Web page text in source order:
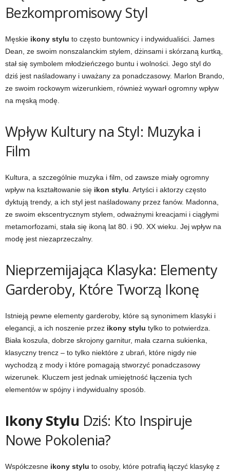
Bezkompromisowy Styl
Męskie ikony stylu to często buntownicy i indywidualiści. James
Dean, ze swoim nonszalanckim stylem, dżinsami i skórzaną kurtką,
stał się symbolem młodzieńczego buntu i wolności. Jego styl do
dziś jest naśladowany i uważany za ponadczasowy. Marlon Brando,
ze swoim rockowym wizerunkiem, również wywarł ogromny wpływ
na męską modę.
Wpływ Kultury na Styl: Muzyka i
Film
Kultura, a szczególnie muzyka i film, od zawsze miały ogromny
wpływ na kształtowanie się ikon stylu . Artyści i aktorzy często
dyktują trendy, a ich styl jest naśladowany przez fanów. Madonna,
ze swoim ekscentrycznym stylem, odważnymi kreacjami i ciągłymi
metamorfozami, stała się ikoną lat 80. i 90. XX wieku. Jej wpływ na
modę jest niezaprzeczalny.
Nieprzemijająca Klasyka: Elementy
Garderoby, Które Tworzą Ikonę
Istnieją pewne elementy garderoby, które są synonimem klasyki i
elegancji, a ich noszenie przez ikony stylu tylko to potwierdza.
Biała koszula, dobrze skrojony garnitur, mała czarna sukienka,
klasyczny trencz – to tylko niektóre z ubrań, które nigdy nie
wychodzą z mody i które pomagają stworzyć ponadczasowy
wizerunek. Kluczem jest jednak umiejętność łączenia tych
elementów w spójny i indywidualny sposób.
Ikony Stylu Dziś: Kto Inspiruje
Nowe Pokolenia?
Współczesne ikony stylu to osoby, które potrafią łączyć klasykę z